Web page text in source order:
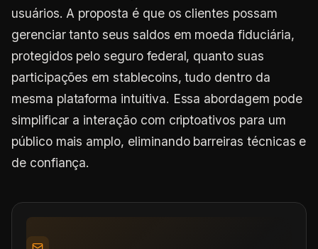
usuários. A proposta é que os clientes possam
gerenciar tanto seus saldos em moeda fiduciária,
protegidos pelo seguro federal, quanto suas
participações em stablecoins, tudo dentro da
mesma plataforma intuitiva. Essa abordagem pode
simplificar a interação com criptoativos para um
público mais amplo, eliminando barreiras técnicas e
de confiança.